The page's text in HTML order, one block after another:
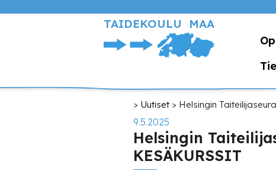
TAIDEKOULU MAA
Murupolku
Uutiset Helsingin
9.5.2025
Helsingin
KESÄKURSSIT